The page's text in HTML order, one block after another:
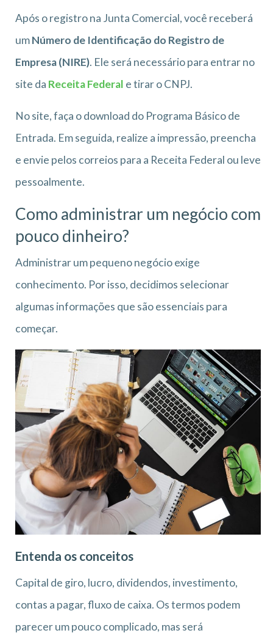
Após o registro na Junta Comercial, você receberá
umNúmero de Identificação do Registro de
Empresa (NIRE). Ele será necessário para entrar no
site da Receita Federal e tirar o CNPJ.
No site, faça o download do Programa Básico de
Entrada. Em seguida, realize a impressão, preencha
e envie pelos correios para a Receita Federal ou leve
pessoalmente.
Como administrar um negócio com
pouco dinheiro?
Administrar um pequeno negócio exige
conhecimento. Por isso, decidimos selecionar
algumas informações que são essenciais para
começar.
Entenda os conceitos
Capital de giro, lucro, dividendos, investimento,
contas a pagar, fluxo de caixa. Os termos podem
parecer um pouco complicado, mas será